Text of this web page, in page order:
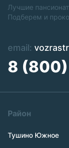
Лучшие
Подберем и
email:
8
Район
Тушино Южное